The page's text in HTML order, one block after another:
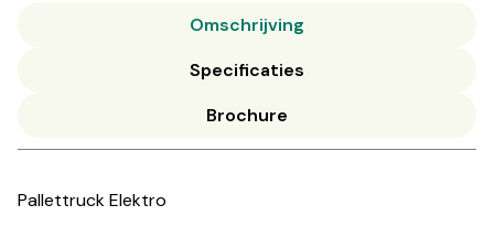
Omschrijving
Specificaties
Brochure
Pallettruck Elektro